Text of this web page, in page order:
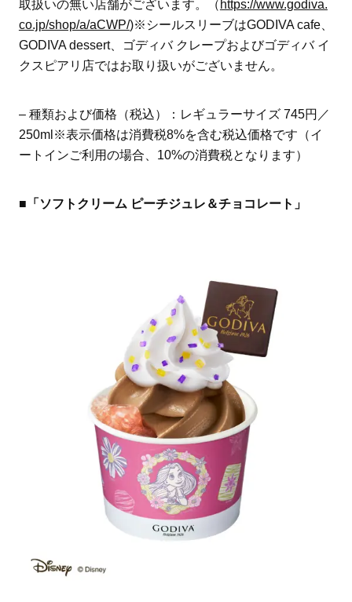
取扱いの無い店舗がございます。（ https://www.godiva.
co.jp/shop/a/aCWP/)※シールスリーブはGODIVA cafe、
GODIVA dessert、ゴディバ クレープおよびゴディバ イ
クスピアリ店ではお取り扱いがございません。
– 種類および価格（税込）：レギュラーサイズ 745円／
250ml※表示価格は消費税8%を含む税込価格です（イ
ートインご利用の場合、10%の消費税となります）
■「ソフトクリーム ピーチジュレ＆チョコレート」